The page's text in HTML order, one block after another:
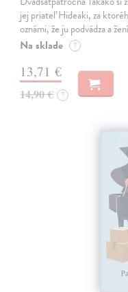
jej priateľ Hideaki, za
oznámi, že ju podvádza a
Na sklade ?
13,71 €
14,90 € ?